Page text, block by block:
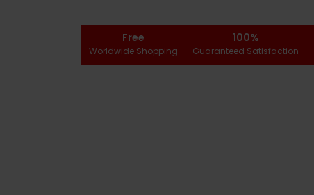
Free
Worldwide Shopping
100%
Guaranteed Satisfaction